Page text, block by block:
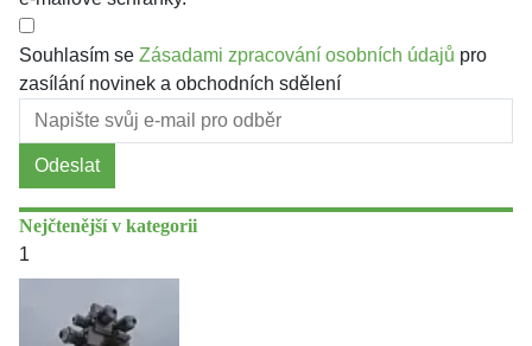
Souhlasím se Zásadami zpracování osobních údajů pro
zasílání novinek a obchodních sdělení
Odeslat
Nejčtenější v kategorii
1